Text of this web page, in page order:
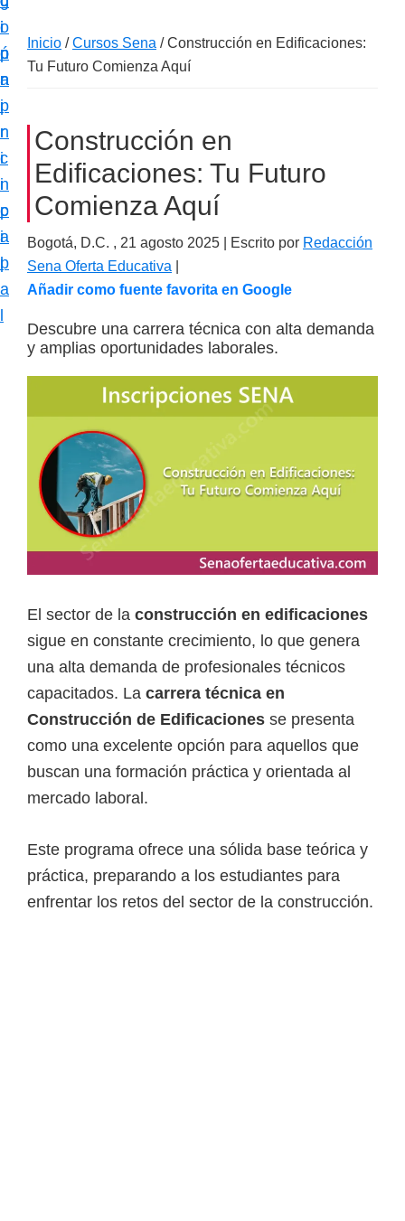
i
ó
n
p
r
i
n
c
i
p
a
o
p
r
i
n
c
i
p
a
l
i
n
a
a
c
n
p
e
c
i
a
l
i
e
c
u
r
s
o
s
v
r
t
u
Inicio / Cursos Sena /Construcción en Edificaciones:
Tu Futuro Comienza Aquí
Construcción en
Edificaciones: Tu Futuro
Comienza Aquí
Bogotá, D.C. , 21 agosto 2025 | Escrito por Redacción
Sena Oferta Educativa
Añadir como fuente favorita en Google
Descubre una carrera técnica con alta demanda
y amplias oportunidades laborales.
El sector de la construcción en edificaciones
sigue en constante crecimiento, lo que genera
una alta demanda de profesionales técnicos
capacitados. La carrera técnica en
Construcción de Edificaciones se presenta
como una excelente opción para aquellos que
buscan una formación práctica y orientada al
mercado laboral.
Este programa ofrece una sólida base teórica y
práctica, preparando a los estudiantes para
enfrentar los retos del sector de la construcción.